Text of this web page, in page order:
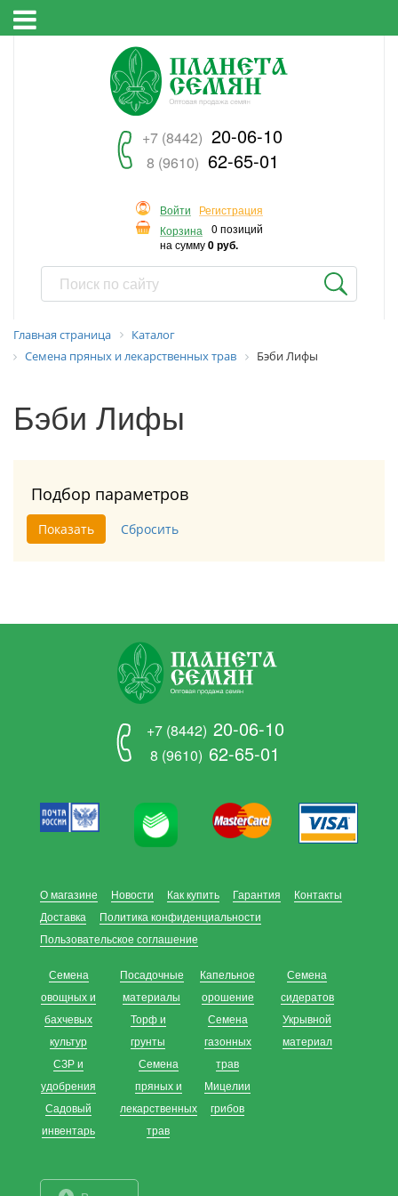
+7 (8442) 20-06-10
8 (9610) 62-65-01
Войти
Регистрация
Корзина
0 позиций
на сумму0 руб.
Главная страница
Каталог
Семена пряных и лекарственных трав
Бэби Лифы
Бэби Лифы
Подбор параметров
+7 (8442) 20-06-10
8 (9610) 62-65-01
О магазине Новости Как купить Гарантия
Контакты
Доставка
Политика конфиденциальности
Пользовательское соглашение
Семена
овощных и
бахчевых
культур
СЗР и
удобрения
Садовый
инвентарь
Посадочные
материалы
Торф и
грунты
Семена
пряных и
лекарственных
трав
Капельное
орошение
Семена
газонных
трав
Мицелии
грибов
Семена
сидератов
Укрывной
материал